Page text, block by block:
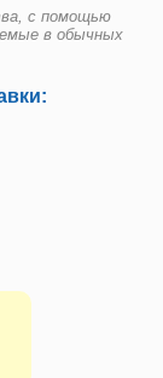
с помощью
в обычных